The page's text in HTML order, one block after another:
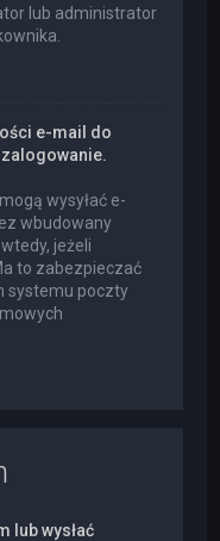
lub administrator
e-mail do
wysyłać e-
wbudowany
jeżeli
to zabezpieczać
systemu poczty
lub wysłać